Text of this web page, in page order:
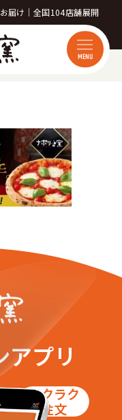
届け｜全国104店舗展開
MENU
アプリ
ラクラク
注文